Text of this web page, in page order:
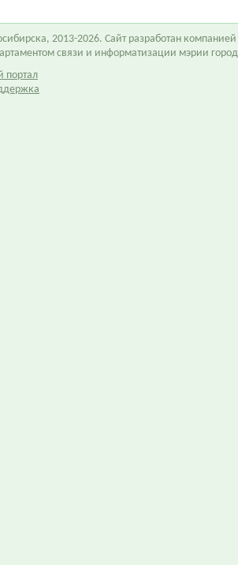
2013-2026. Сайт разработан компанией
связи и информатизации мэрии
портал